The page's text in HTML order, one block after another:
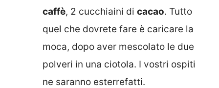
caffè, 2 cucchiaini di cacao. Tutto
quel che dovrete fare è caricare la
moca, dopo aver mescolato le due
polveri in una ciotola. I vostri ospiti
ne saranno esterrefatti.